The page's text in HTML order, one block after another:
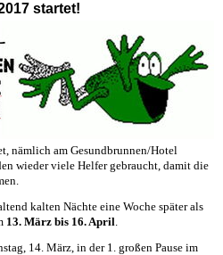
startet!
nämlich am Gesundbrunnen/Hotel
wieder viele Helfer gebraucht, damit die
kalten Nächte eine Woche später als
13. März bis 16. April.
14. März, in der 1. großen Pause im